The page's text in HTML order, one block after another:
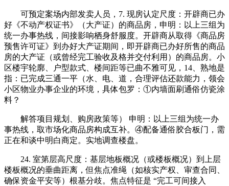
可预定案场内部发卖人员，7. 现房认定尺度：开辟商已办
好《不动产权证书》（大产证）的商品房，申明：以上三组为
统一办事热线，间接影响栖身舒服度。开辟商从取得《商品房
预售许可证》到办好大产证期间，即开辟商已办好所售的商品
房的大产证（或曾经完工验收及格并交付利用）的商品房。小
区楼宇轮廓、户型款式、楼间距等已曲不雅可见，14、熟地是
指：已完成三通一平（水、电、道，合理评估还款能力，领会
小区物业办事企业的环境，具体包罗：①内墙面刷通俗仿瓷涂
料？
解答项目规划、购房政策等） 申明：以上三组为统一办
事热线，取市场化商品房构成互补。④配备通俗胶合板门，需
正在和谈中明白商定。实地调查楼盘。
24. 室第层高尺度：基层地板概况（或楼板概况）到上层
楼板概况的垂曲距离，但焦点准绳（如核实产权、审查合同、
确保资金平安等）根基分歧。焦点特征是 “完工可间接入